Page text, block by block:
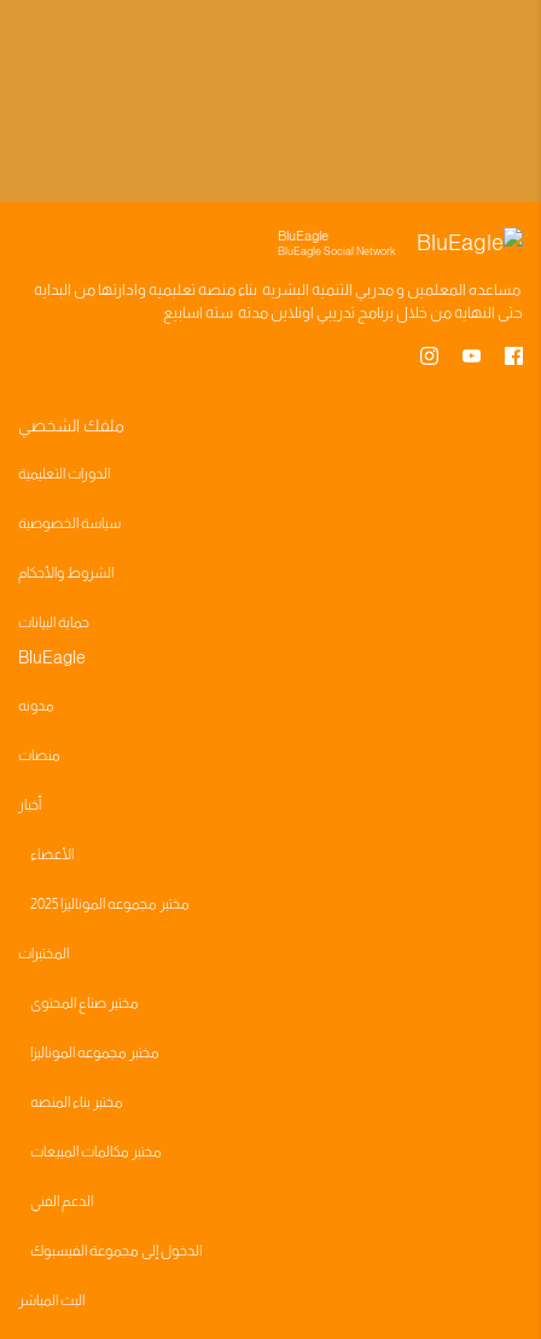
BluEagle
BluEagle Social Network
مساعده المعلمين ومدربي التنميه البشريه بناءمنصه تعليميه وادارتها من البدايه
حتى النهايه من خلال برنامج تدريبي اونلاين مدته سته اسابيع
ملفك الشخصي
الدورات التعليمية
سياسة الخصوصية
الشروط والأحكام
حماية البيانات
BluEagle
مدونه
منصات
أخبار
الأعضاء
مختبر مجموعه الموناليزا 2025
المختبرات
مختبر صناع المحتوى
مختبر مجموعه الموناليزا
مختبر بناء المنصه
مختبر مكالمات المبيعات
الدعم الفني
الدخول إلى مجموعة الفيسبوك
البث المباشر